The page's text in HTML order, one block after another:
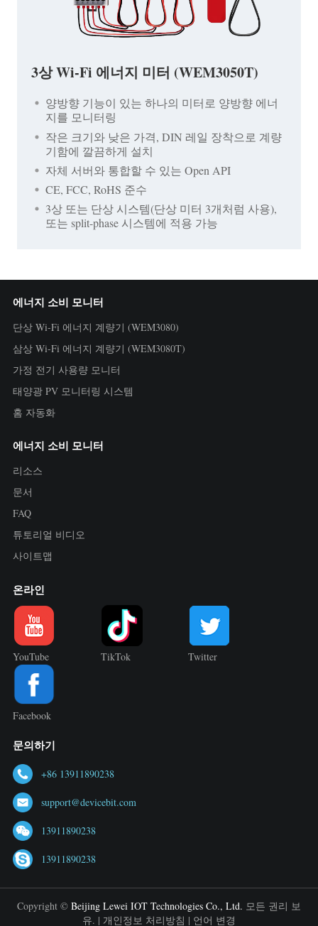
3상 Wi-Fi 에너지 미터 (WEM3050T)
양방향 기능이 있는 하나의 미터로 양방향 에너
지를 모니터링
작은 크기와 낮은 가격, DIN 레일 장착으로 계량
기함에 깔끔하게 설치
자체 서버와 통합할 수 있는 Open API
CE, FCC, RoHS 준수
3상 또는 단상 시스템(단상 미터 3개처럼 사용),
또는 split-phase 시스템에 적용 가능
에너지 소비 모니터
단상 Wi-Fi 에너지 계량기 (WEM3080)
삼상 Wi-Fi 에너지 계량기 (WEM3080T)
가정 전기 사용량 모니터
태양광 PV 모니터링 시스템
홈 자동화
에너지 소비 모니터
리소스
문서
FAQ
튜토리얼 비디오
사이트맵
온라인
YouTube TikTok Twitter
Facebook
문의하기
+86 13911890238
support@devicebit.com
13911890238
13911890238
Copyright © Beijing Lewei IOT Technologies Co., Ltd. 모든 권리 보
유. | 개인정보 처리방침 | 언어 변경